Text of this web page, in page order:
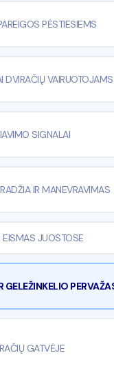
PĖSTIESIEMS
DVIRAČIŲ VAIRUOTOJAMS
SIGNALAI
IR MANEVRAVIMAS
EISMAS JUOSTOSE
GELEŽINKELIO
GATVĖJE